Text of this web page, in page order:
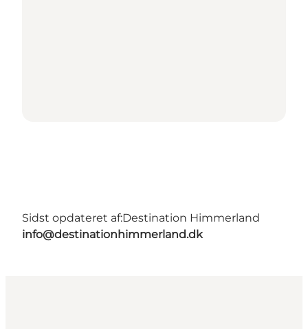
Sidst opdateret af:Destination Himmerland
info@destinationhimmerland.dk